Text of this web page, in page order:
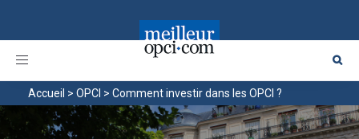
Toggle
Accueil > OPCI > Comment investir dans les OPCI ?